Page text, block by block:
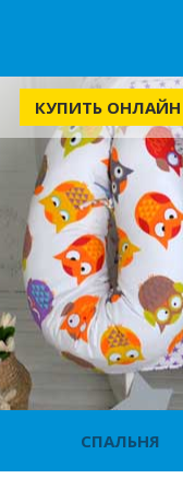
КУПИТЬ ОНЛАЙН
СПАЛЬНЯ